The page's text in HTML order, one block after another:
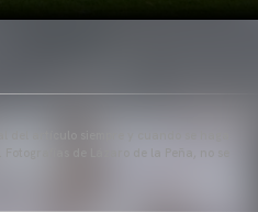
del artículo siempre y cuando se haga
de Lázaro de la Peña, no se